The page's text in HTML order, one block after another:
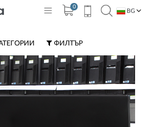
0
BG
ФИЛТЪР